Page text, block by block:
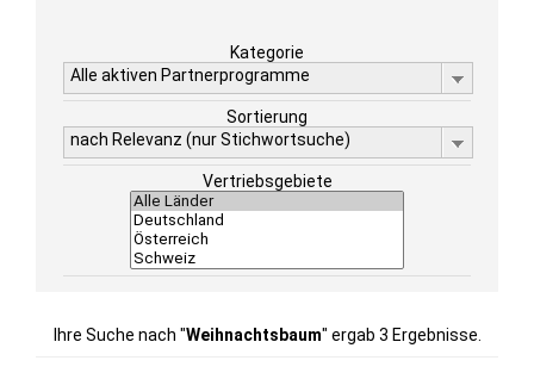
Kategorie
Alle aktiven Partnerprogramme
Sortierung
nach Relevanz (nur Stichwortsuche)
Vertriebsgebiete
Ihre Suche nach "Weihnachtsbaum" ergab 3 Ergebnisse.